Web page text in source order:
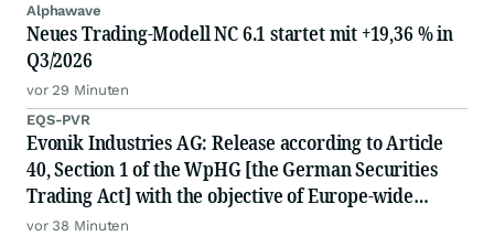
Alphawave
Neues Trading-Modell NC 6.1 startet mit +19,36 % in
Q3/2026
vor 29 Minuten
EQS-PVR
Evonik Industries AG: Release according to Article
40, Section 1 of the WpHG [the German Securities
Trading Act] with the objective of Europe-wide
distribution
vor 38 Minuten